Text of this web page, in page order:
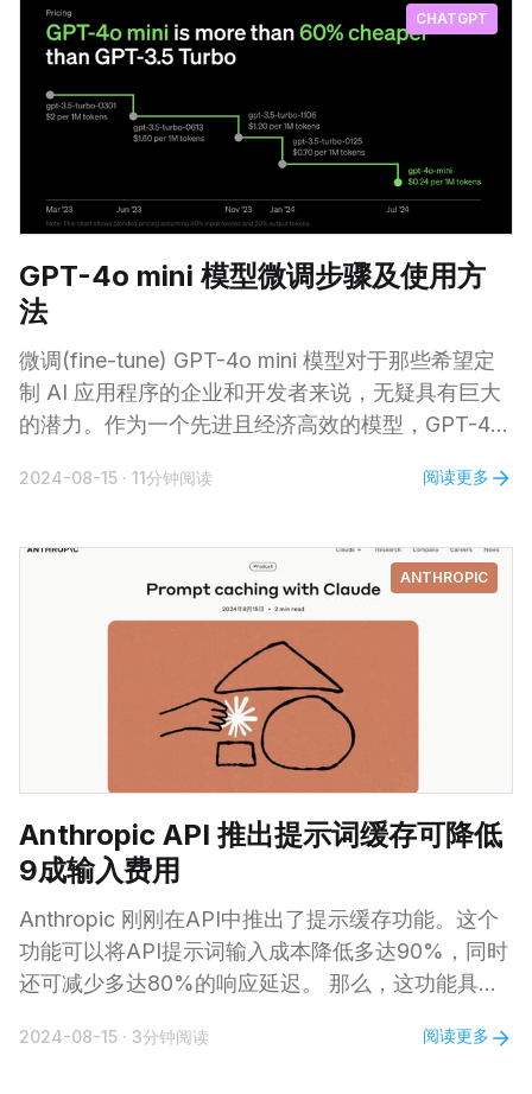
再强大一些，就不会走弯路。后来我才明白，这种可
笑的自尊心正是伤害我最深的东西。实际上，所有人
都在所有时候搞砸所有事，因为人都是很脆弱的。觉
得自己本应高人一等，摔倒的时候才会碎得这样厉
帖说，当你终于到达一个安全状态，结束了“求生模
神状态很可能在变好之前一度变得非常糟糕。 于是
我做了件我从来都没做过的事，
CHATGPT
GPT-4o mini 模型微调步骤及使用方
法
微调(fine-tune) GPT-4o mini 模型对于那些希望定
制 AI 应用程序的企业和开发者来说，无疑具有巨大
的潜力。作为一个先进且经济高效的模型，GPT-4o
进行定制化微调。 通过对该模型进行微调，您可以
客户互动、生成更准确的响应，以及开发专门的功
能。本文将引导您完成 GPT-4o mini 模型的微调并
在应用中使用该模型，确保您能够最大限度地利用其
能力来满足您的独特需求。 💡而最令人兴奋的是，
在2024年9月23日之前，微调GPT-
2024-08-15 · 11分钟阅读 阅读更多
ANTHROPIC
Anthropic API 推出提示词缓存可降低
9成输入费用
Anthropic 刚刚在API中推出了提示缓存功能。这个
功能可以将API提示词输入成本降低多达90%，同时
还可减少多达80%的响应延迟。 那么，这功能具体
用提示缓存很简单，你只需要在想要缓存的内容中添
2024-08-15 · 3分钟阅读 阅读更多